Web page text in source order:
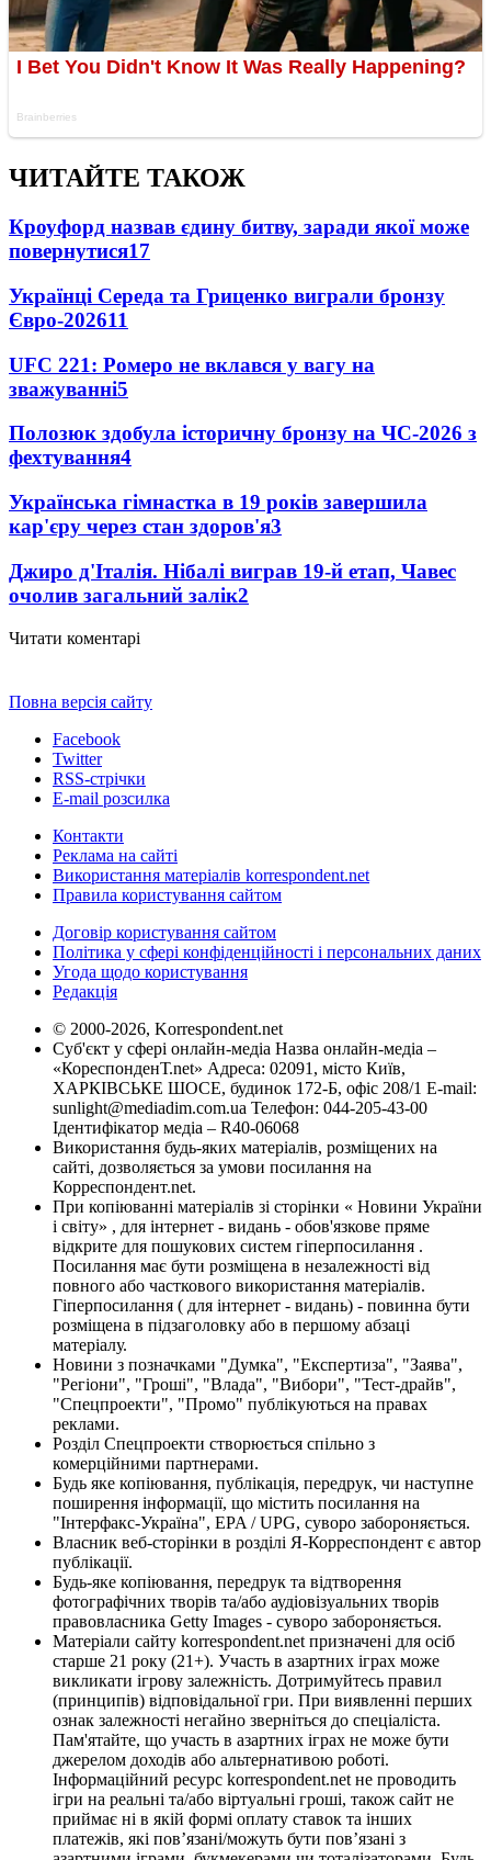
ЧИТАЙТЕ ТАКОЖ
Кроуфорд назвав єдину битву, заради якої може
повернутися17
Українці Середа та Гриценко виграли бронзу
Євро-202611
UFC 221: Ромеро не вклався у вагу на
зважуванні5
Полозюк здобула історичну бронзу на ЧС-2026 з
фехтування4
Українська гімнастка в 19 років завершила
кар'єру через стан здоров'я3
Джиро д'Італія. Нібалі виграв 19-й етап, Чавес
очолив загальний залік2
Читати коментарі
Повна версія сайту
Facebook
Twitter
RSS-стрічки
E-mail розсилка
Контакти
Реклама на сайті
Використання матеріалів korrespondent.net
Правила користування сайтом
Договір користування сайтом
Політика у сфері конфіденційності і персональних даних
Угода щодо користування
Редакція
© 2000-2026, Korrespondent.net
Суб'єкт у сфері онлайн-медіа Назва онлайн-медіа –
«КореспонденТ.net» Адреса: 02091, місто Київ,
ХАРКІВСЬКЕ ШОСЕ, будинок 172-Б, офіс 208/1 E-mail:
sunlight@mediadim.com.ua Телефон: 044-205-43-00
Ідентифікатор медіа – R40-06068
Використання будь-яких матеріалів, розміщених на
сайті, дозволяється за умови посилання на
Корреспондент.net.
При копіюванні матеріалів зі сторінки « Новини України
і світу» , для інтернет - видань - обов'язкове пряме
відкрите для пошукових систем гіперпосилання .
Посилання має бути розміщена в незалежності від
повного або часткового використання матеріалів.
Гіперпосилання ( для інтернет - видань) - повинна бути
розміщена в підзаголовку або в першому абзаці
матеріалу.
Новини з позначками "Думка", "Експертиза", "Заява",
"Регіони", "Гроші", "Влада", "Вибори", "Тест-драйв",
"Спецпроекти", "Промо" публікуються на правах
реклами.
Розділ Спецпроекти створюється спільно з
комерційними партнерами.
Будь яке копіювання, публікація, передрук, чи наступне
поширення інформації, що містить посилання на
"Інтерфакс-Україна", EPA / UPG, суворо забороняється.
Власник веб-сторінки в розділі Я-Корреспондент є автор
публікації.
Будь-яке копіювання, передрук та відтворення
фотографічних творів та/або аудіовізуальних творів
правовласника Getty Images - суворо забороняється.
Матеріали сайту korrespondent.net призначені для осіб
старше 21 року (21+). Участь в азартних іграх може
викликати ігрову залежність. Дотримуйтесь правил
(принципів) відповідальної гри. При виявленні перших
ознак залежності негайно зверніться до спеціаліста.
Пам'ятайте, що участь в азартних іграх не може бути
джерелом доходів або альтернативою роботі.
Інформаційний ресурс korrespondent.net не проводить
ігри на реальні та/або віртуальні гроші, також сайт не
приймає ні в якій формі оплату ставок та інших
платежів, які пов’язані/можуть бути пов’язані з